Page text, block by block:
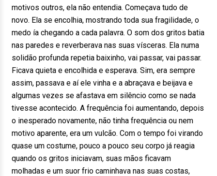
motivos outros, ela não entendia. Começava tudo de
novo. Ela se encolhia, mostrando toda sua fragilidade, o
medo ía chegando a cada palavra. O som dos gritos batia
nas paredes e reverberava nas suas vísceras. Ela numa
solidão profunda repetia baixinho, vai passar, vai passar.
Ficava quieta e encolhida e esperava. Sim, era sempre
assim, passava e aí ele vinha e a abraçava e beijava e
algumas vezes se afastava em silêncio como se nada
tivesse acontecido. A frequência foi aumentando, depois
o inesperado novamente, não tinha frequência ou nem
motivo aparente, era um vulcão. Com o tempo foi virando
quase um costume, pouco a pouco seu corpo já reagia
quando os gritos iniciavam, suas mãos ficavam
molhadas e um suor frio caminhava nas suas costas,